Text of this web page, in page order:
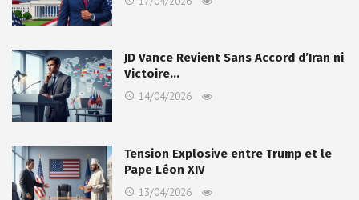
JD Vance Revient Sans Accord d’Iran ni
Victoire…
14/04/2026
Tension Explosive entre Trump et le
Pape Léon XIV
13/04/2026